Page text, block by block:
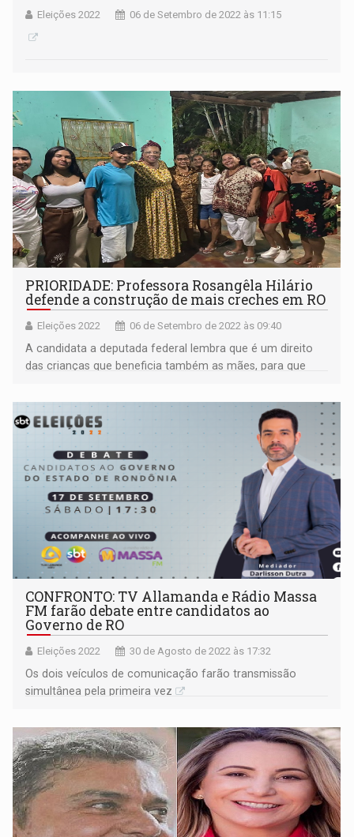
Eleições 2022 06 de Setembro de 2022 às 11:15
PRIORIDADE: Professora Rosangêla Hilário
defende a construção de mais creches em RO
Eleições 2022 06 de Setembro de 2022 às 09:40
A candidata a deputada federal lembra que é um direito
das crianças que beneficia também as mães, para que
CONFRONTO: TV Allamanda e Rádio Massa
FM farão debate entre candidatos ao
Governo de RO
Eleições 2022 30 de Agosto de 2022 às 17:32
Os dois veículos de comunicação farão transmissão
simultânea pela primeira vez